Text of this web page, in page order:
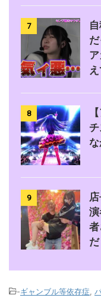
7
8
9
だ
-ギャンブル等依存症